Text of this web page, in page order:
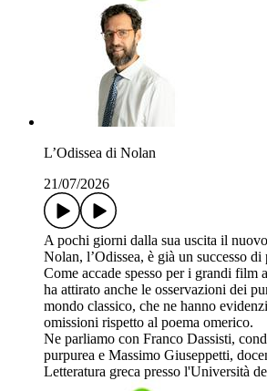
L’Odissea di Nolan
21/07/2026
A pochi giorni dalla sua uscita il
Nolan, l’Odissea, è già un successo
Come accade spesso per i grandi film
ha attirato anche le osservazioni dei
mondo classico, che ne hanno
omissioni rispetto al poema omerico.
Ne parliamo con Franco Dassisti,
purpurea e Massimo Giuseppetti,
Letteratura greca presso l'Università